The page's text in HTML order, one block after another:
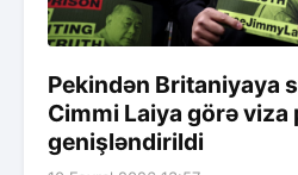
Pekindən Britaniyaya
Cimmi Laiya görə viza
genişləndirildi